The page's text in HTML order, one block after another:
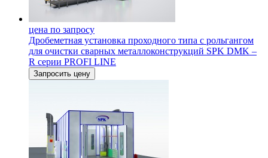
цена по запросу
Дробеметная установка проходного типа с рольгангом
для очистки сварных металлоконструкций SPK DMK –
R серии PROFI LINE
Запросить цену